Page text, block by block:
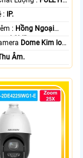
🤖️ Công Nghệ :
IP.
❃ Nhìn Ban Đêm : Hồng Ngoại
SMD.Dome Kim loại
Âm.